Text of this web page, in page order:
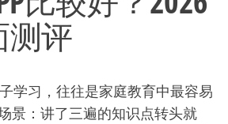
测评
学习，往往是家庭教育中最容易
景：讲了三遍的知识点转头就